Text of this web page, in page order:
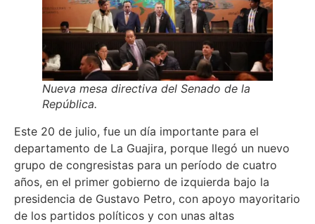
Nueva mesa directiva del Senado de la
República.
Este 20 de julio, fue un día importante para el
departamento de La Guajira, porque llegó un nuevo
grupo de congresistas para un período de cuatro
años, en el primer gobierno de izquierda bajo la
presidencia de Gustavo Petro, con apoyo mayoritario
de los partidos políticos y con unas altas